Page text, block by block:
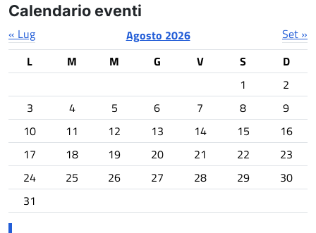
Calendario eventi
Agosto 2026
L
M M G V S D
« Lug Set »
1
2
3
4 5 6 7 8
9
10
11 12 13 14 15
16
17
18 19 20 21 22
23
24
25 26 27 28 29
30
31